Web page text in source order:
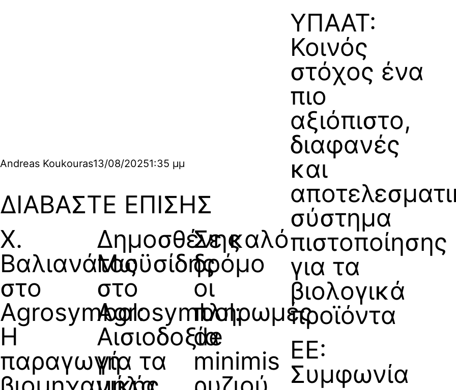
Andreas Koukouras13/08/20251:35 μμ
ΔΙΑΒΑΣΤΕ ΕΠΙΣΗΣ
Χ.
Βαλιανάτος
στο
Agrosymbol:
Η
παραγωγή
Δημοσθένης
Μωϋσίδης
στο
Agrosymbol:
Αισιοδοξία
για τα
Σε καλό
δρόμο
οι
πληρωμές
de
minimis
ΥΠΑΑΤ:
Κοινός
στόχος ένα
πιο
αξιόπιστο,
διαφανές
και
σύστημα
πιστοποίησης
για τα
βιολογικά
προϊόντα
ΕΕ:
Συμφωνία